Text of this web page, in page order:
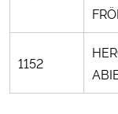
1152